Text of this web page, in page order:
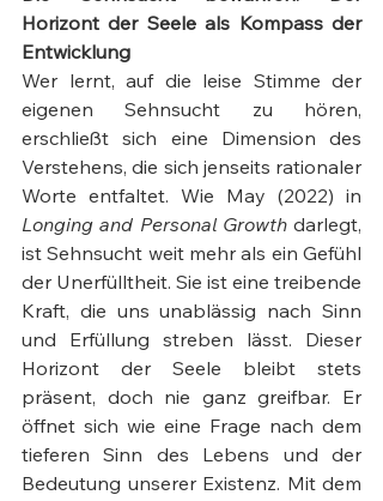
Horizont der Seele als Kompass der
Entwicklung
Wer lernt, auf die leise Stimme der
eigenen Sehnsucht zu hören,
erschließt sich eine Dimension des
Verstehens, die sich jenseits rationaler
Longing and Personal Growth darlegt,
ist Sehnsucht weit mehr als ein Gefühl
der Unerfülltheit. Sie ist eine treibende
Kraft, die uns unablässig nach Sinn
und Erfüllung streben lässt. Dieser
Horizont der Seele bleibt stets
präsent, doch nie ganz greifbar. Er
öffnet sich wie eine Frage nach dem
tieferen Sinn des Lebens und der
Bedeutung unserer Existenz. Mit dem